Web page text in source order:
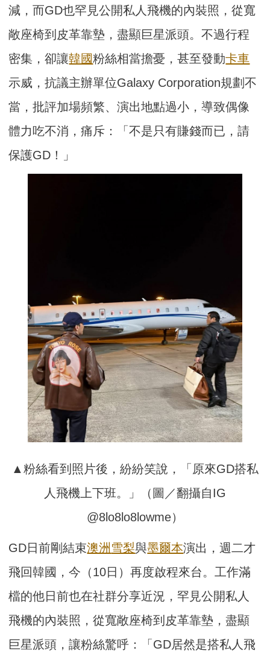
減，而GD也罕見公開私人飛機的內裝照，從寬
敞座椅到皮革靠墊，盡顯巨星派頭。不過行程
密集，卻讓韓國粉絲相當擔憂，甚至發動卡車
示威，抗議主辦單位Galaxy Corporation規劃不
當，批評加場頻繁、演出地點過小，導致偶像
體力吃不消，痛斥：「不是只有賺錢而已，請
保護GD！」
▲粉絲看到照片後，紛紛笑說，「原來GD搭私
人飛機上下班。」（圖／翻攝自IG
@8lo8lo8lowme）
GD日前剛結束澳洲 雪梨與墨爾本演出，週二才
飛回韓國，今（10日）再度啟程來台。工作滿
檔的他日前也在社群分享近況，罕見公開私人
飛機的內裝照，從寬敞座椅到皮革靠墊，盡顯
巨星派頭，讓粉絲驚呼：「GD居然是搭私人飛